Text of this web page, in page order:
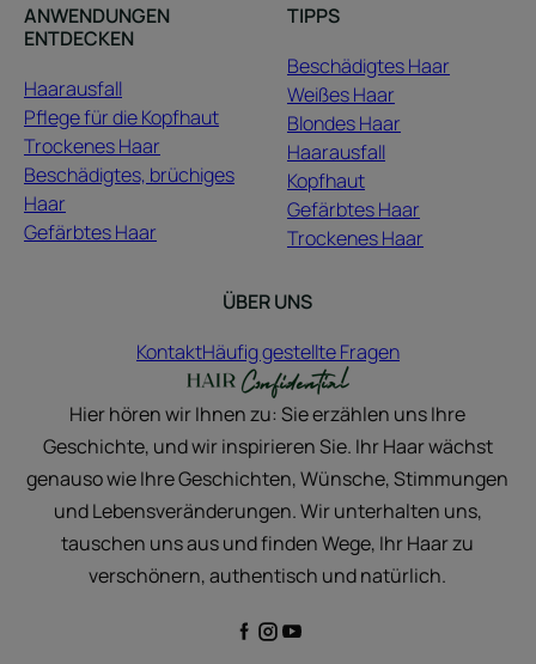
ANWENDUNGEN
ENTDECKEN
Haarausfall
Pflege für die Kopfhaut
Trockenes Haar
Beschädigtes, brüchiges
Haar
Gefärbtes Haar
TIPPS
Beschädigtes Haar
Weißes Haar
Blondes Haar
Haarausfall
Kopfhaut
Gefärbtes Haar
Trockenes Haar
ÜBER UNS
KontaktHäufig gestellte Fragen
Hier hören wir Ihnen zu: Sie erzählen uns Ihre
Geschichte, und wir inspirieren Sie. Ihr Haar wächst
genauso wie Ihre Geschichten, Wünsche, Stimmungen
und Lebensveränderungen. Wir unterhalten uns,
tauschen uns aus und finden Wege, Ihr Haar zu
verschönern, authentisch und natürlich.